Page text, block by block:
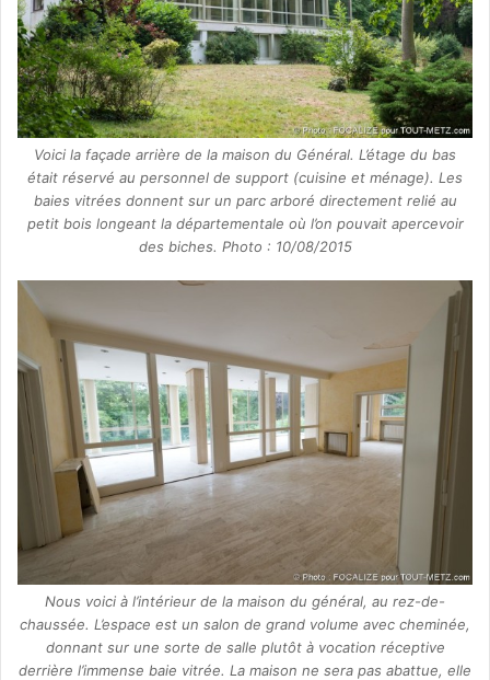
Voici la façade arrière de la maison du Général. L’étage du bas
était réservé au personnel de support (cuisine et ménage). Les
baies vitrées donnent sur un parc arboré directement relié au
petit bois longeant la départementale où l’on pouvait apercevoir
des biches. Photo : 10/08/2015
Nous voici à l’intérieur de la maison du général, au rez-de-
chaussée. L’espace est un salon de grand volume avec cheminée,
donnant sur une sorte de salle plutôt à vocation réceptive
derrière l’immense baie vitrée. La maison ne sera pas abattue, elle